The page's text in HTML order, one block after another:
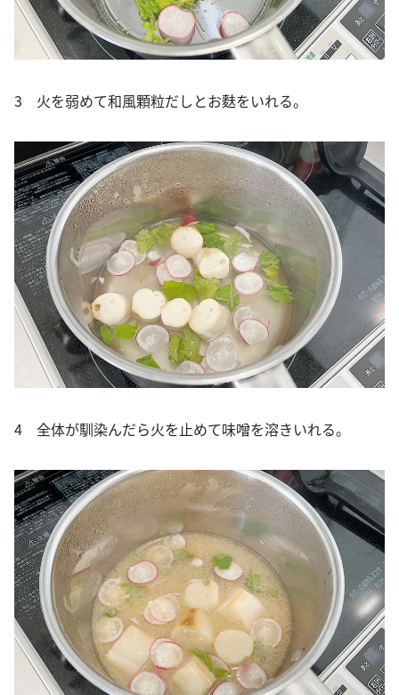
3 火を弱めて和風顆粒だしとお麩をいれる。
4 全体が馴染んだら火を止めて味噌を溶きいれる。